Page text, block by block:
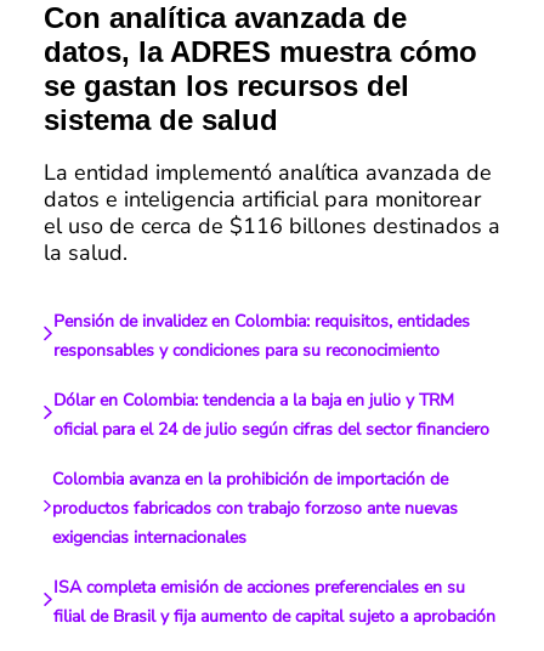
Con analítica avanzada de
datos, la ADRES muestra cómo
se gastan los recursos del
sistema de salud
La entidad implementó analítica avanzada de
datos e inteligencia artificial para monitorear
el uso de cerca de $116 billones destinados a
la salud.
Pensión de invalidez en Colombia: requisitos, entidades
responsables y condiciones para su reconocimiento
Dólar en Colombia: tendencia a la baja en julio y TRM
oficial para el 24 de julio según cifras del sector financiero
Colombia avanza en la prohibición de importación de
productos fabricados con trabajo forzoso ante nuevas
exigencias internacionales
ISA completa emisión de acciones preferenciales en su
filial de Brasil y fija aumento de capital sujeto a aprobación